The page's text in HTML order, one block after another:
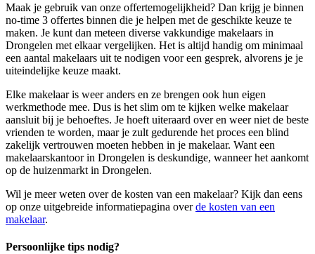
Maak je gebruik van onze offertemogelijkheid? Dan krijg je binnen
no-time 3 offertes binnen die je helpen met de geschikte keuze te
maken. Je kunt dan meteen diverse vakkundige makelaars in
Drongelen met elkaar vergelijken. Het is altijd handig om minimaal
een aantal makelaars uit te nodigen voor een gesprek, alvorens je je
uiteindelijke keuze maakt.
Elke makelaar is weer anders en ze brengen ook hun eigen
werkmethode mee. Dus is het slim om te kijken welke makelaar
aansluit bij je behoeftes. Je hoeft uiteraard over en weer niet de beste
vrienden te worden, maar je zult gedurende het proces een blind
zakelijk vertrouwen moeten hebben in je makelaar. Want een
makelaarskantoor in Drongelen is deskundige, wanneer het aankomt
op de huizenmarkt in Drongelen.
Wil je meer weten over de kosten van een makelaar? Kijk dan eens
op onze uitgebreide informatiepagina overde kosten van een
makelaar.
Persoonlijke tips nodig?